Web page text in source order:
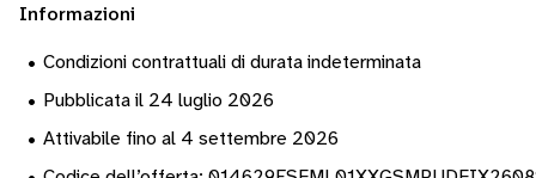
Informazioni
• Condizioni contrattuali di durata indeterminata
• Pubblicata il 24 luglio 2026
• Attivabile fino al 4 settembre 2026